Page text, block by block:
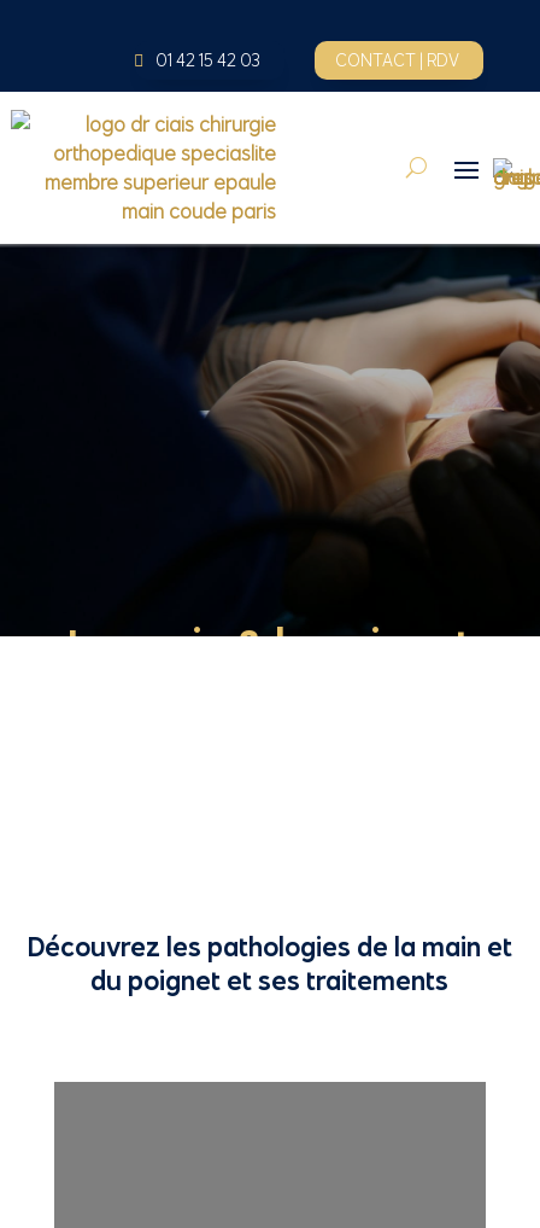
01 42 15 42 03 CONTACT | RDV
La main & le poignet
Découvrez les pathologies de la main et
du poignet et ses traitements